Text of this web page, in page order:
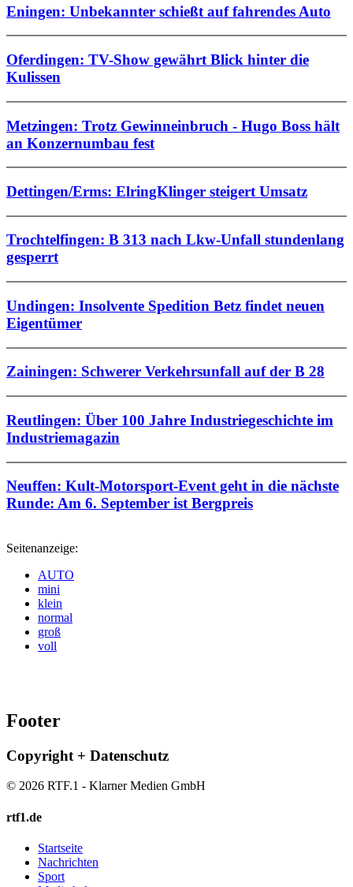
Eningen: Unbekannter schießt auf fahrendes Auto
Oferdingen: TV-Show gewährt Blick hinter die
Kulissen
Metzingen: Trotz Gewinneinbruch - Hugo Boss hält
an Konzernumbau fest
Dettingen/Erms: ElringKlinger steigert Umsatz
Trochtelfingen: B 313 nach Lkw-Unfall stundenlang
gesperrt
Undingen: Insolvente Spedition Betz findet neuen
Eigentümer
Zainingen: Schwerer Verkehrsunfall auf der B 28
Reutlingen: Über 100 Jahre Industriegeschichte im
Industriemagazin
Neuffen: Kult-Motorsport-Event geht in die nächste
Runde: Am 6. September ist Bergpreis
Seitenanzeige:
AUTO
mini
klein
normal
groß
voll
Footer
Copyright + Datenschutz
© 2026 RTF.1 - Klarner Medien GmbH
rtf1.de
Startseite
Nachrichten
Sport